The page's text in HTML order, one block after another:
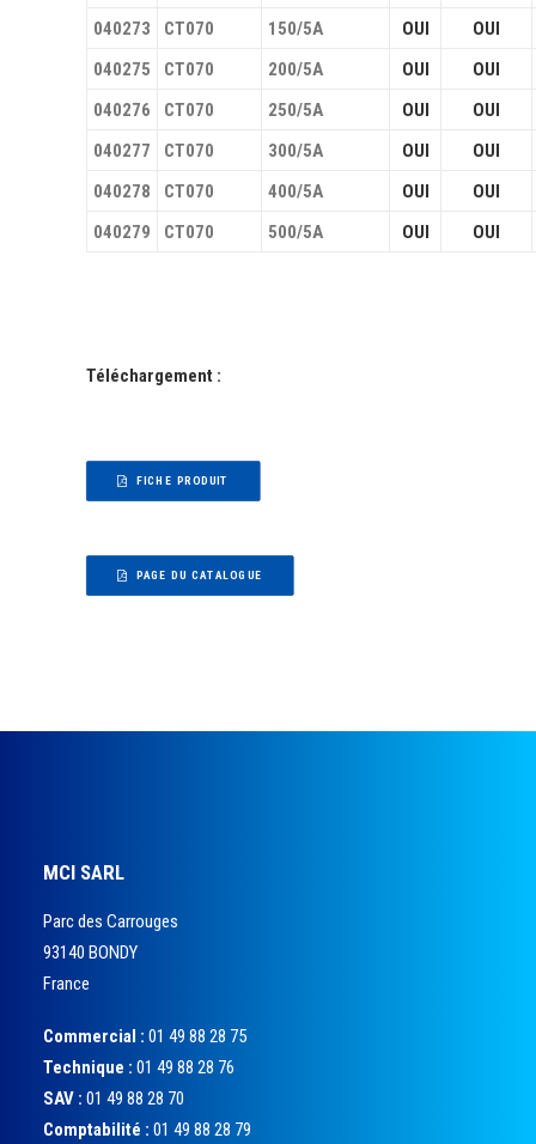
040273
CT070 150/5A OUI
OUI
040275
CT070 200/5A OUI
OUI
040276
CT070 250/5A OUI
OUI
040277
CT070 300/5A OUI
OUI
040278
CT070 400/5A OUI
OUI
040279
CT070 500/5A OUI OUI
Téléchargement :
FICHE PRODUIT
PAGE DU CATALOGUE
MCI SARL
Parc des Carrouges
93140 BONDY
France
Commercial : 01 49 88 28 75
Technique : 01 49 88 28 76
SAV : 01 49 88 28 70
Comptabilité : 01 49 88 28 79